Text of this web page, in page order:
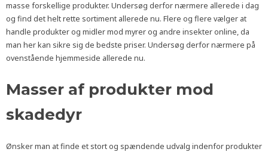
masse forskellige produkter. Undersøg derfor nærmere allerede i dag
og find det helt rette sortiment allerede nu. Flere og flere vælger at
handle produkter og midler mod myrer og andre insekter online, da
man her kan sikre sig de bedste priser. Undersøg derfor nærmere på
ovenstående hjemmeside allerede nu.
Masser af produkter mod
skadedyr
Ønsker man at finde et stort og spændende udvalg indenfor produkter